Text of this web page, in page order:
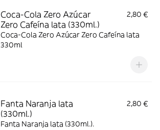
Coca-Cola Zero Azúcar
Zero Cafeína lata (330ml.)
2,80 €
Coca-Cola Zero Azúcar Zero Cafeína lata
330ml
Fanta Naranja lata
(330ml.)
2,80 €
Fanta Naranja lata (330ml.).